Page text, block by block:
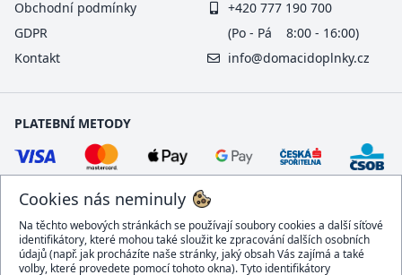
Cookies nás neminuly
Na těchto webových stránkách se používají soubory cookies a další síťové
identifikátory, které mohou také sloužit ke zpracování dalších osobních
údajů (např. jak procházíte naše stránky, jaký obsah Vás zajímá a také
volby, které provedete pomocí tohoto okna). Tyto identifikátory
Obchodní podmínky
GDPR
Kontakt
+420 777 190 700
(Po - Pá 8:00 - 16:00)
info@domacidoplnky.cz
PLATEBNÍ METODY